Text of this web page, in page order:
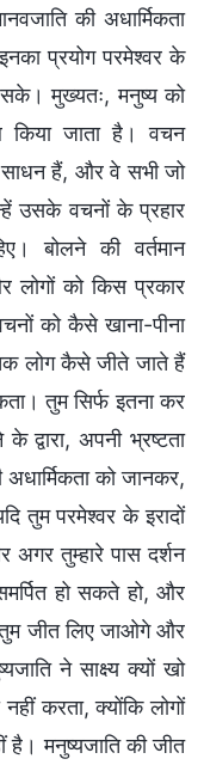
की अधार्मिकता
प्रयोग परमेश्वर के
सके। मुख्यतः, मनुष्य को
किया जाता है। वचन
हैं, और वे सभी जो
उसके वचनों के प्रहार
बोलने की वर्तमान
लोगों को किस प्रकार
को कैसे खाना-पीना
लोग कैसे जीते जाते हैं
तुम सिर्फ इतना कर
अपनी भ्रष्टता
को जानकर,
तुम परमेश्वर के इरादों
तुम्हारे पास दर्शन
हो सकते हो, और
जीत लिए जाओगे और
ने साक्ष्य क्यों खो
करता, क्योंकि लोगों
है। मनुष्यजाति की जीत